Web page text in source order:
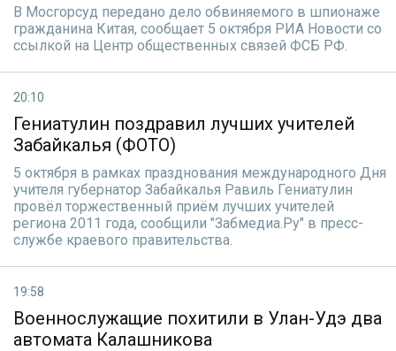
В Мосгорсуд передано дело обвиняемого в шпионаже
гражданина Китая, сообщает 5 октября РИА Новости со
ссылкой на Центр общественных связей ФСБ РФ.
20:10
Гениатулин поздравил лучших учителей
Забайкалья (ФОТО)
5 октября в рамках празднования международного Дня
учителя губернатор Забайкалья Равиль Гениатулин
провёл торжественный приём лучших учителей
региона 2011 года, сообщили "Забмедиа.Ру" в пресс-
службе краевого правительства.
19:58
Военнослужащие похитили в Улан-Удэ два
автомата Калашникова